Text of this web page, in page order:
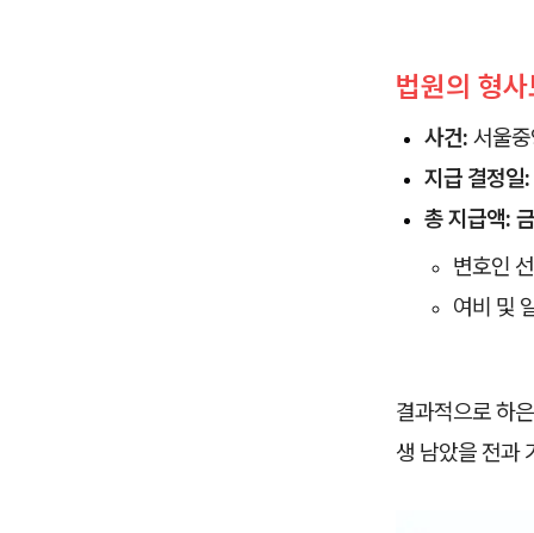
법원의 형
사건: 서울
지급 결정일:
총 지급액:
변호인
여비 및
결과적으로 하
생 남았을 전과